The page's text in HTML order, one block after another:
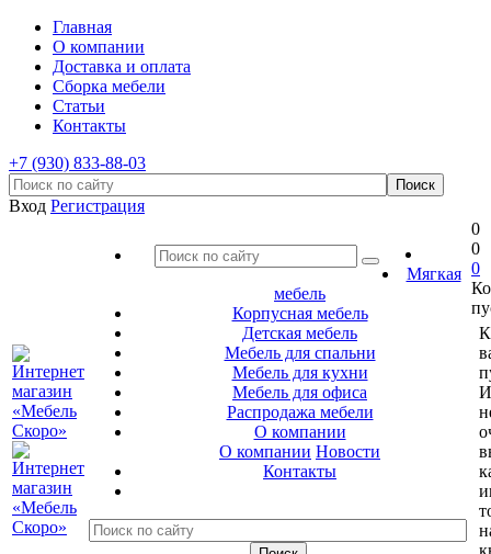
Главная
О компании
Доставка и оплата
Сборка мебели
Статьи
Контакты
+7 (930) 833-88-03
Вход Регистрация
Мягкая
мебель
Корпусная мебель
Детская мебель
Мебель для спальни
Мебель для кухни
Мебель для офиса
Распродажа мебели
О компании
О компании Новости
Контакты
0
0
0